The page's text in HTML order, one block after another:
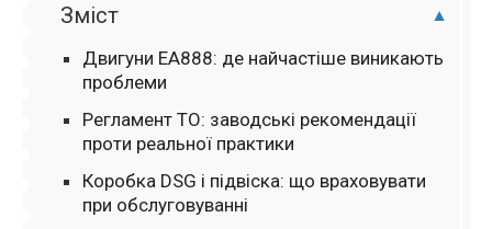
Зміст
Двигуни EA888: де найчастiше виникають
проблеми
Регламент ТО: заводськi рекомендацiї
проти реальної практики
Коробка DSG i пiдвiска: що враховувати
при обслуговуваннi